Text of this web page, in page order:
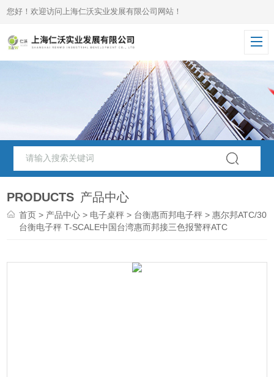
您好！欢迎访问上海仁沃实业发展有限公司网站！
PRODUCTS 产品中心
首页 > 产品中心 > 电子桌秤 > 台衡惠而邦电子秤 > 惠尔邦ATC/
台衡电子秤 T-SCALE中国台湾惠而邦接三色报警秤ATC